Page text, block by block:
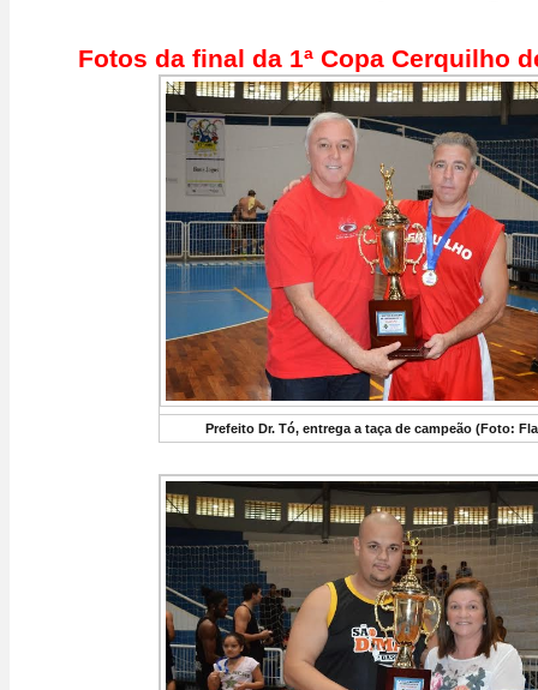
Fotos da final da 1ª Copa Cerquilho
Prefeito Dr. Tó, entrega a taça de campeão (Foto: